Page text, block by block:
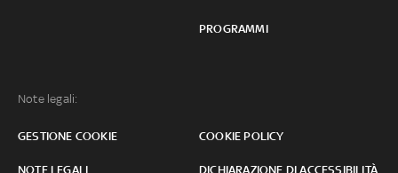
PROGRAMMI
Note legali:
GESTIONE COOKIE COOKIE POLICY
NOTE LEGALI DICHIARAZIONE DI ACCESSIBILITÀ